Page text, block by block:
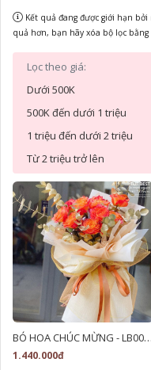
Kết quả đang được giới hạn
quả hơn, bạn hãy xóa bộ lọc
Lọc theo giá:
Dưới 500K
500K đến dưới 1 triệu
1 triệu đến dưới 2 triệu
Từ 2 triệu trở lên
BÓ HOA CHÚC MỪNG - LB00061
1.440.000đ